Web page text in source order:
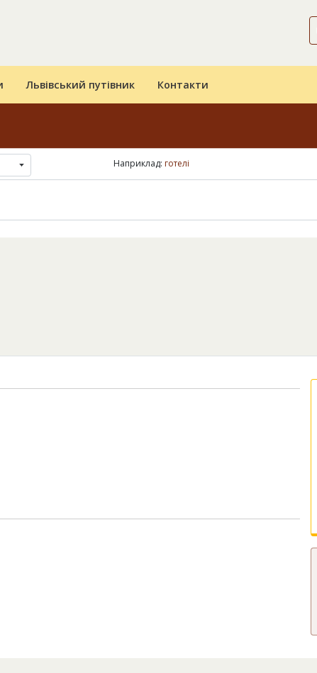
Львівський путівник Контакти
Наприклад: готелі